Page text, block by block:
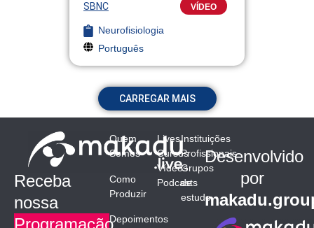
SBNC VÍDEO
Neurofisiologia
Português
CARREGAR MAIS
Receba
nossa
Programação
Quem
Somos
Como
Produzir
Depoimentos
Lives
Cursos
Vídeos
Podcasts
Instituições
Profissionais
Grupos
de
estudo
Desenvolvido
por